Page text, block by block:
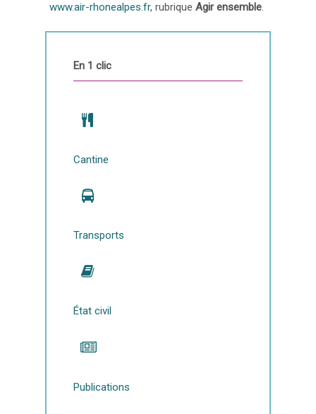
www.air-rhonealpes.fr, rubriqueAgir ensemble.
En 1 clic
Cantine
Transports
État civil
Publications